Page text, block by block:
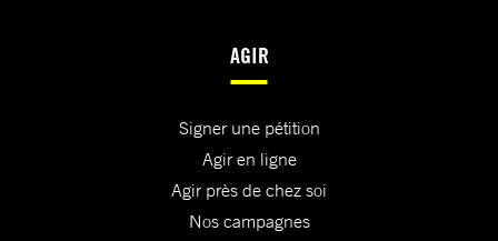
AGIR
Signer une pétition
Agir en ligne
Agir près de chez soi
Nos campagnes